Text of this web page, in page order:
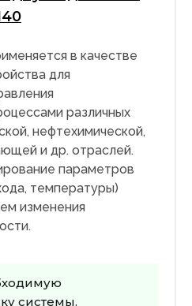
в качестве
для
различных
нефтехимической,
и др. отраслей.
параметров
температуры)
изменения
системы.